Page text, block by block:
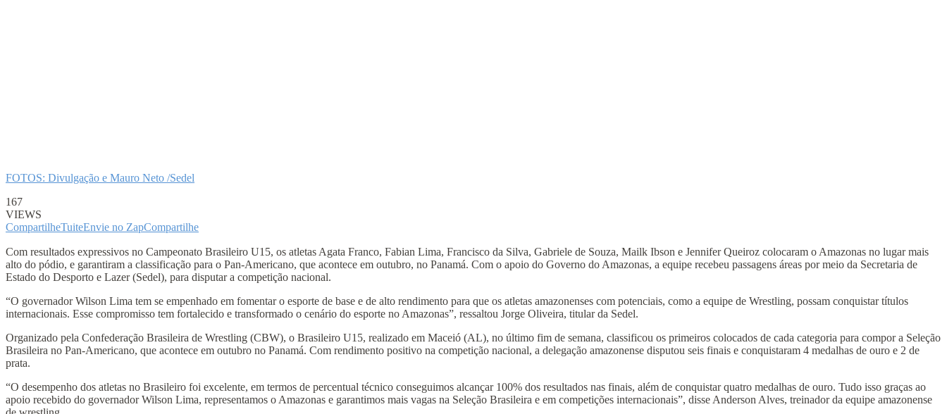
FOTOS: Divulgação e Mauro Neto /Sedel
167
VIEWS
CompartilheTuiteEnvie no ZapCompartilhe
Com resultados expressivos no Campeonato Brasileiro U15, os atletas Agata Franco, Fabian Lima, Francisco da Silva, Gabriele de Souza, Mailk Ibson e Jennifer Queiroz colocaram o Amazonas no lugar mais
alto do pódio, e garantiram a classificação para o Pan-Americano, que acontece em outubro, no Panamá. Com o apoio do Governo do Amazonas, a equipe recebeu passagens áreas por meio da Secretaria de
Estado do Desporto e Lazer (Sedel), para disputar a competição nacional.
“O governador Wilson Lima tem se empenhado em fomentar o esporte de base e de alto rendimento para que os atletas amazonenses com potenciais, como a equipe de Wrestling, possam conquistar títulos
internacionais. Esse compromisso tem fortalecido e transformado o cenário do esporte no Amazonas”, ressaltou Jorge Oliveira, titular da Sedel.
Organizado pela Confederação Brasileira de Wrestling (CBW), o Brasileiro U15, realizado em Maceió (AL), no último fim de semana, classificou os primeiros colocados de cada categoria para compor a Seleção
Brasileira no Pan-Americano, que acontece em outubro no Panamá. Com rendimento positivo na competição nacional, a delegação amazonense disputou seis finais e conquistaram 4 medalhas de ouro e 2 de
prata.
“O desempenho dos atletas no Brasileiro foi excelente, em termos de percentual técnico conseguimos alcançar 100% dos resultados nas finais, além de conquistar quatro medalhas de ouro. Tudo isso graças ao
apoio recebido do governador Wilson Lima, representamos o Amazonas e garantimos mais vagas na Seleção Brasileira e em competições internacionais”, disse Anderson Alves, treinador da equipe amazonense